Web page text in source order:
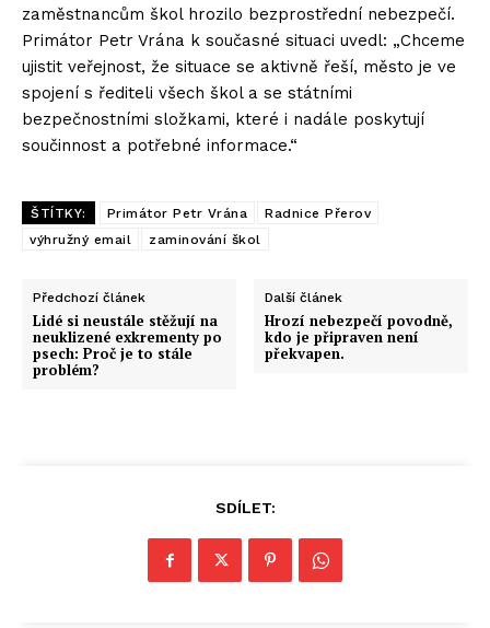
zaměstnancům škol hrozilo bezprostřední nebezpečí.
Primátor Petr Vrána k současné situaci uvedl: „Chceme
ujistit veřejnost, že situace se aktivně řeší, město je ve
spojení s řediteli všech škol a se státními
bezpečnostními složkami, které i nadále poskytují
součinnost a potřebné informace.“
ŠTÍTKY: Primátor Petr Vrána
Radnice Přerov
výhružný email
zaminování škol
Předchozí článek
Lidé si neustále stěžují na
neuklizené exkrementy po
psech: Proč je to stále
problém?
Další článek
Hrozí nebezpečí povodně,
kdo je připraven není
překvapen.
SDÍLET: